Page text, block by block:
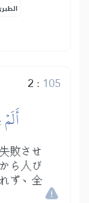
2 : 105
敗させ
ら人び
ず、全